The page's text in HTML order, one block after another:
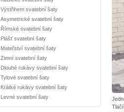
Výstřihem svatební šaty
Asymetrické svatební šaty
Římské svatební šaty
Plášť svatební šaty
Mateřství svatební šaty
Zimní svatební šaty
Dlouhé rukávy svatební šaty
Tylové svatební šaty
Krátké rukávy svatební šaty
Levné svatební šaty